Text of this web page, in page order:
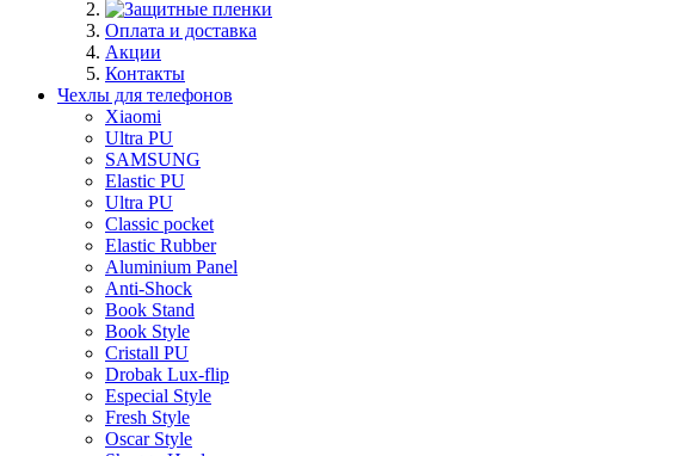
Оплата и доставка
Акции
Контакты
Чехлы для телефонов
Xiaomi
Ultra PU
SAMSUNG
Elastic PU
Ultra PU
Classic pocket
Elastic Rubber
Aluminium Panel
Anti-Shock
Book Stand
Book Style
Cristall PU
Drobak Lux-flip
Especial Style
Fresh Style
Oscar Style